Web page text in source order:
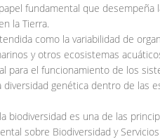
fundamental que
la Tierra.
como la variabilidad de
y otros ecosistemas
para el funcionamiento de los
diversidad genética dentro de las
biodiversidad es una de las
sobre Biodiversidad y